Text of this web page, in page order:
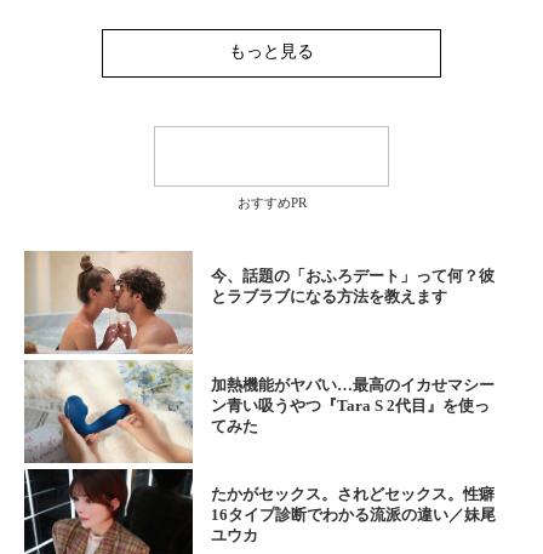
もっと見る
おすすめPR
今、話題の「おふろデート」って何？彼
とラブラブになる方法を教えます
加熱機能がヤバい…最高のイカせマシー
ン青い吸うやつ『Tara S 2代目』を使っ
てみた
たかがセックス。されどセックス。性癖
16タイプ診断でわかる流派の違い／妹尾
ユウカ